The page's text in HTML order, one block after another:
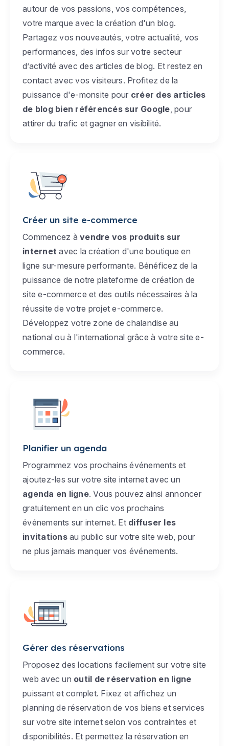
autour de vos passions, vos compétences,
votre marque avec la création d'un blog.
Partagez vos nouveautés, votre actualité, vos
performances, des infos sur votre secteur
d’activité avec des articles de blog. Et restez en
contact avec vos visiteurs. Profitez de la
puissance d'e-monsite pour créer des articles
de blog bien référencés sur Google , pour
attirer du trafic et gagner en visibilité.
Créer un site e-commerce
Commencez à vendre vos produits sur
internet avec la création d'une boutique en
ligne sur-mesure performante. Bénéficez de la
puissance de notre plateforme de création de
site e-commerce et des outils nécessaires à la
réussite de votre projet e-commerce.
Développez votre zone de chalandise au
national ou à l'international grâce à votre site e-
commerce.
Planifier un agenda
Programmez vos prochains événements et
ajoutez-les sur votre site internet avec un
agenda en ligne. Vous pouvez ainsi annoncer
gratuitement en un clic vos prochains
événements sur internet. Et diffuser les
invitationsau public sur votre site web, pour
ne plus jamais manquer vos événements.
Gérer des réservations
Proposez des locations facilement sur votre site
web avec un outil de réservation en ligne
puissant et complet. Fixez et affichez un
planning de réservation de vos biens et services
sur votre site internet selon vos contraintes et
disponibilités. Et permettez la réservation en